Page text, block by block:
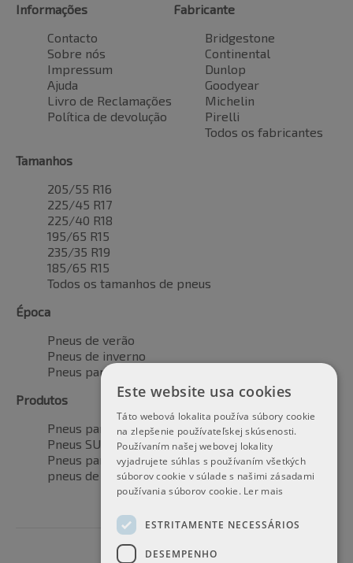
Informações
Contacto
Sobre nós
Impressum
Ajuda
Livro de Reclamações
Política de devolução
Fabricante
Bridgestone
Continental
Dunlop
Goodyear
Michelin
Pirelli
Todos os fabricantes
Tamanhos
205/55 R16
225/45 R17
225/40 R18
195/65 R15
235/35 R19
185/65 R15
Todos os tamanhos de pneus
Época
Pneus de verão
Pneus de inverno
Pneus para todas as estações
Produtos
Pneus para automóveis
Pneus SUV / 4x4
Pneus para veículos de transporte
pneus de motocicleta
Este website usa cookies
Táto webová lokalita používa súbory cookie
na zlepšenie používateľskej skúsenosti.
Používaním našej webovej lokality
vyjadrujete súhlas s používaním všetkých
súborov cookie v súlade s našimi zásadami
používania súborov cookie. Ler mais
ESTRITAMENTE NECESSÁRIOS
DESEMPENHO